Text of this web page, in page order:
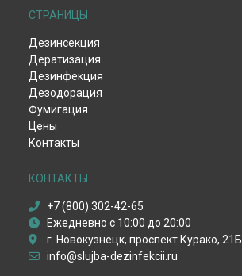
Уничтожение клещей
Уничтожение мокриц
Уничтожение мух
Обработка от жука-кожееда
Обработка от жука-точильщика
Обработка от долгоносика
Уничтожение чешуйницы
Удаление плесени и грибка
Дезинфекция после смерти
Пест-контроль
Демеркуризация ртути
Уничтожение крыс
Уничтожение мышей
СТРАНИЦЫ
Дезинсекция
Дератизация
Дезинфекция
Дезодорация
Фумигация
Цены
Контакты
КОНТАКТЫ
+7 (800) 302-42-65
Ежедневно с 10:00 до 20:00
г. Новокузнецк, проспект Курако, 21Б
info@slujba-dezinfekcii.ru